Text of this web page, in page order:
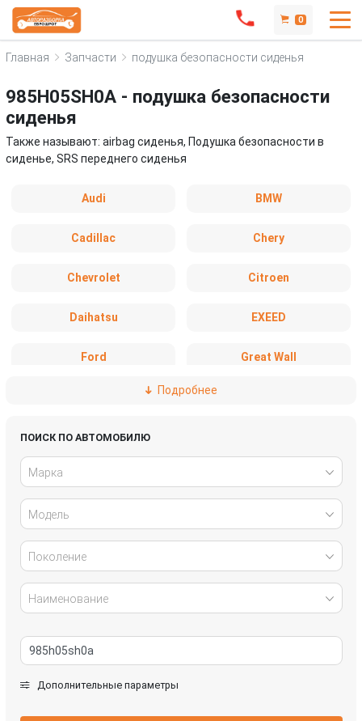
0
Главная Запчасти подушка безопасности сиденья
985H05SH0A - подушка безопасности
сиденья
Также называют: airbag сиденья, Подушка безопасности в
сиденье, SRS переднего сиденья
Audi BMW
Cadillac Chery
Chevrolet Citroen
Daihatsu EXEED
Ford Great Wall
Infiniti
Mercedes-Benz
Mitsubishi
Opel Peugeot
Skoda SsangYong
Подробнее
ПОИСК ПО АВТОМОБИЛЮ
Марка
Модель
Поколение
Наименование
Дополнительные параметры